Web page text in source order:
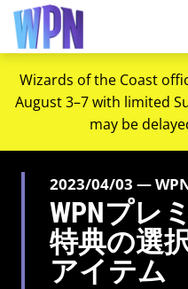
Wizards of the Coast
August 3–7 with limited
may be
2023/04/03 —
WPNプレ
特典の選
アイテム